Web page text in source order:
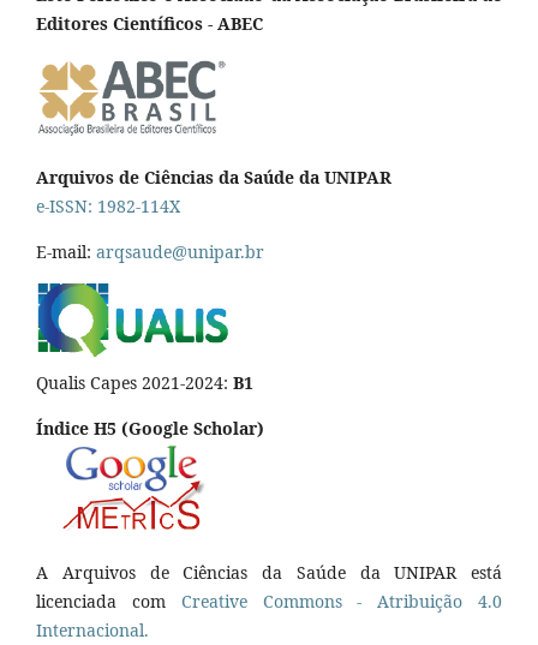
Editores Científicos - ABEC
Arquivos de Ciências da Saúde da UNIPAR
e-ISSN: 1982-114X
E-mail: arqsaude@unipar.br
Qualis Capes 2021-2024: B1
Índice H5 (Google Scholar)
A Arquivos de Ciências da Saúde da UNIPAR está
licenciada com Creative Commons - Atribuição 4.0
Internacional.